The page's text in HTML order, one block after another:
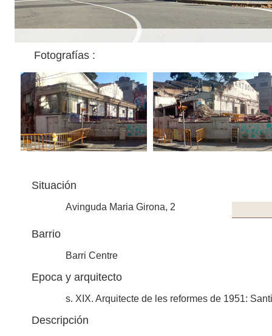
Fotografías :
Situación
Avinguda Maria Girona, 2
Barrio
Barri Centre
Epoca y arquitecto
s. XIX. Arquitecte de les reformes de 1951:
Descripción